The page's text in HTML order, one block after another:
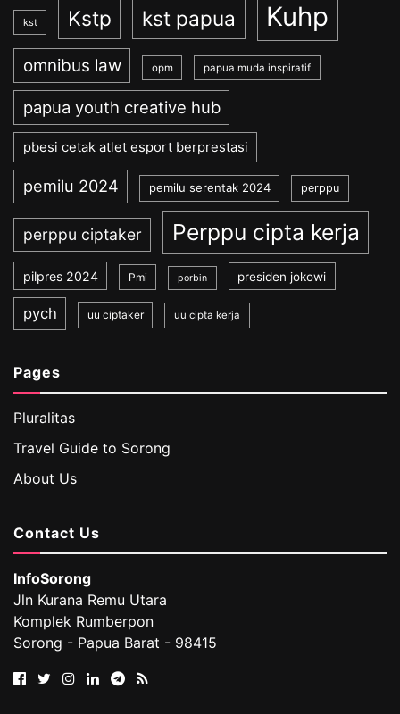
kst Kstp kst papua Kuhp
omnibus law opm papua muda inspiratif
papua youth creative hub
pbesi cetak atlet esport berprestasi
pemilu 2024 pemilu serentak 2024 perppu
perppu ciptaker Perppu cipta kerja
pilpres 2024 Pmi porbin presiden jokowi
pych uu ciptaker uu cipta kerja
Pages
Pluralitas
Travel Guide to Sorong
About Us
Contact Us
InfoSorong
Jln Kurana Remu Utara
Komplek Rumberpon
Sorong - Papua Barat - 98415